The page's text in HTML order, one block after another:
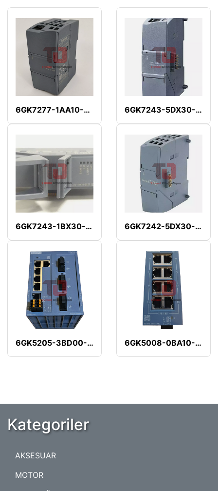
6GK7277-1AA10-0AA0 6GK7243-5DX30-0XE0
6GK7243-1BX30-0XE0 6GK7242-5DX30-0XE0
6GK5205-3BD00-2AB2 6GK5008-0BA10-1AB2
Kategoriler
AKSESUAR
MOTOR